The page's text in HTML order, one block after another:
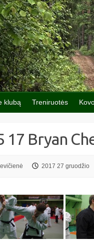
klubą Treniruotės
17 Bryan
2017 27 gruodžio